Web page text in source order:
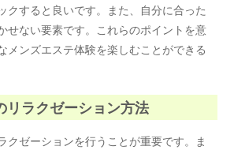
クすると良いです。また、自分に合った
せない要素です。これらのポイントを意
メンズエステ体験を楽しむことができる
リラクゼーション方法
クゼーションを行うことが重要です。ま